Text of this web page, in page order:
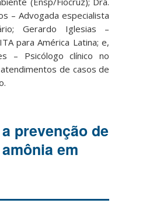
– Advogada especialista
Gerardo Iglesias –
para América Latina; e,
– Psicólogo clínico no
atendimentos de casos de
prevenção de
em